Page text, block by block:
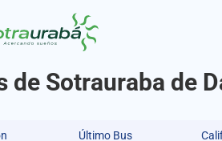
Sotrauraba de
Último Bus